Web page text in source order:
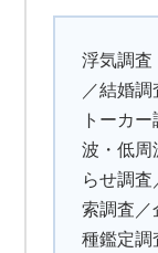
浮気調
／結婚
トーカ
波・低
らせ調
索調査
種鑑定調